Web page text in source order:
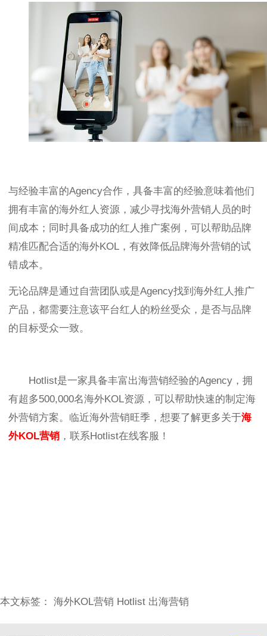
与经验丰富的Agency合作，具备丰富的经验意味着他们
拥有丰富的海外红人资源，减少寻找海外营销人员的时
间成本；同时具备成功的红人推广案例，可以帮助品牌
精准匹配合适的海外KOL，有效降低品牌海外营销的试
错成本。
无论品牌是通过自营团队或是Agency找到海外红人推广
产品，都需要注意该平台红人的粉丝受众，是否与品牌
的目标受众一致。
Hotlist是一家具备丰富出海营销经验的Agency，拥
有超多500,000名海外KOL资源，可以帮助快速的制定海
外营销方案。 临近海外营销旺季，想要了解更多关于海
外KOL营销 ，联系Hotlist在线客服！
本文标签： 海外KOL营销 Hotlist 出海营销